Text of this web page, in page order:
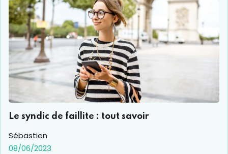
rentables sur le long terme. De nombreux produits de
placements sont d’ailleurs contractés pour assurer un
complément de retraite à leurs titulaires. Mais pour
bien placer, ou pour bien gérer ses fonds épargnés, il
est impératif de pouvoir déterminer le niveau de
fructification des sommes concernées. Dans cet
article, vous allez découvrir comment calculer les
intérêts de ses placements.
Le syndic de faillite : tout savoir
Sébastien
08/06/2023